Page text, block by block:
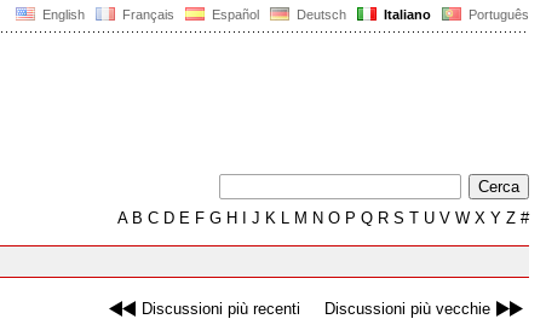
English Français Español Deutsch Italiano Português
AB C D E F G H J K L M N O P Q R S T U V W X Y Z #
Discussioni più recenti Discussioni più vecchie